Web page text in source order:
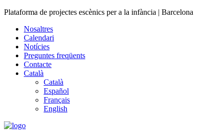
Plataforma de projectes escènics per a la infància | Barcelona
Nosaltres
Calendari
Notícies
Preguntes freqüents
Contacte
Català
Català
Español
Français
English